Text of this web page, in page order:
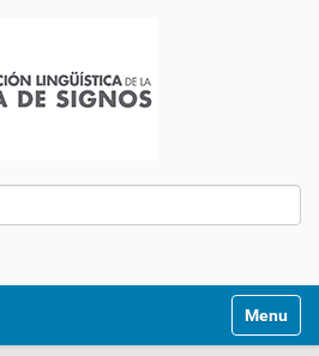
Mostrar/